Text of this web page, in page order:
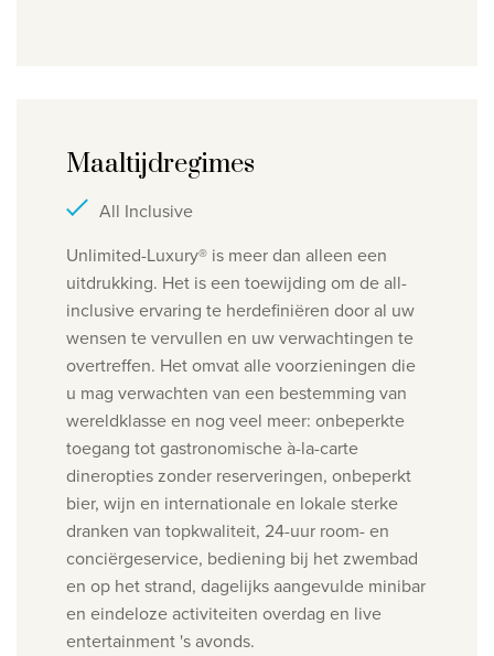
Maaltijdregimes
All Inclusive
Unlimited-Luxury® is meer dan alleen een
uitdrukking. Het is een toewijding om de all-
inclusive ervaring te herdefiniëren door al uw
wensen te vervullen en uw verwachtingen te
overtreffen. Het omvat alle voorzieningen die
u mag verwachten van een bestemming van
wereldklasse en nog veel meer: onbeperkte
toegang tot gastronomische à-la-carte
dineropties zonder reserveringen, onbeperkt
bier, wijn en internationale en lokale sterke
dranken van topkwaliteit, 24-uur room- en
conciërgeservice, bediening bij het zwembad
en op het strand, dagelijks aangevulde minibar
en eindeloze activiteiten overdag en live
entertainment 's avonds.